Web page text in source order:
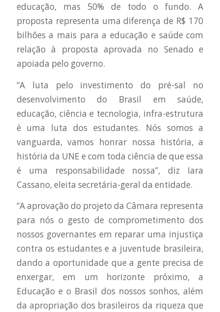
educação, mas 50% de todo o fundo. A
proposta representa uma diferença de R$ 170
bilhões a mais para a educação e saúde com
relação à proposta aprovada no Senado e
apoiada pelo governo.
“A luta pelo investimento do pré-sal no
desenvolvimento do Brasil em saúde,
educação, ciência e tecnologia, infra-estrutura
é uma luta dos estudantes. Nós somos a
vanguarda, vamos honrar nossa história, a
história da UNE e com toda ciência de que essa
é uma responsabilidade nossa”, diz Iara
Cassano, eleita secretária-geral da entidade.
“A aprovação do projeto da Câmara representa
para nós o gesto de comprometimento dos
nossos governantes em reparar uma injustiça
contra os estudantes e a juventude brasileira,
dando a oportunidade que a gente precisa de
enxergar, em um horizonte próximo, a
Educação e o Brasil dos nossos sonhos, além
da apropriação dos brasileiros da riqueza que